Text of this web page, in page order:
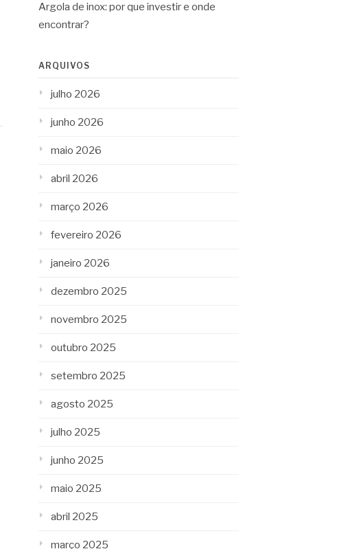
Argola de inox: por que investir e onde
encontrar?
ARQUIVOS
julho 2026
junho 2026
maio 2026
abril 2026
março 2026
fevereiro 2026
janeiro 2026
dezembro 2025
novembro 2025
outubro 2025
setembro 2025
agosto 2025
julho 2025
junho 2025
maio 2025
abril 2025
março 2025